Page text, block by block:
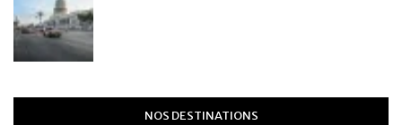
NOS DESTINATIONS